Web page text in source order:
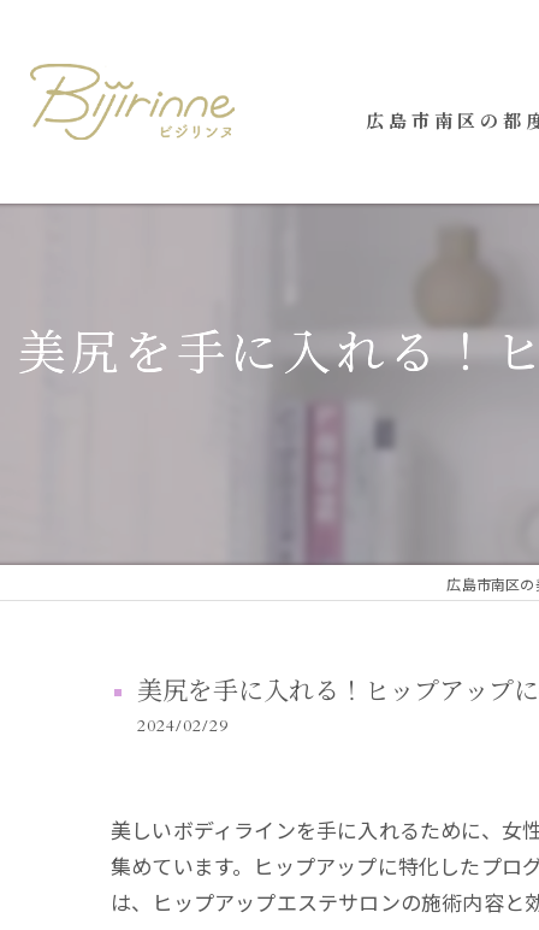
広島市南区の都
美尻を手に入れる！
広島市南区
美尻を手に入れる！ヒップアップ
2024/02/29
美しいボディラインを手に入れるために、女
集めています。ヒップアップに特化したプロ
は、ヒップアップエステサロンの施術内容と